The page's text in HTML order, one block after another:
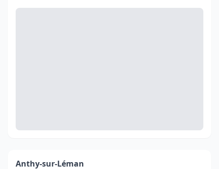
Anthy-sur-Léman